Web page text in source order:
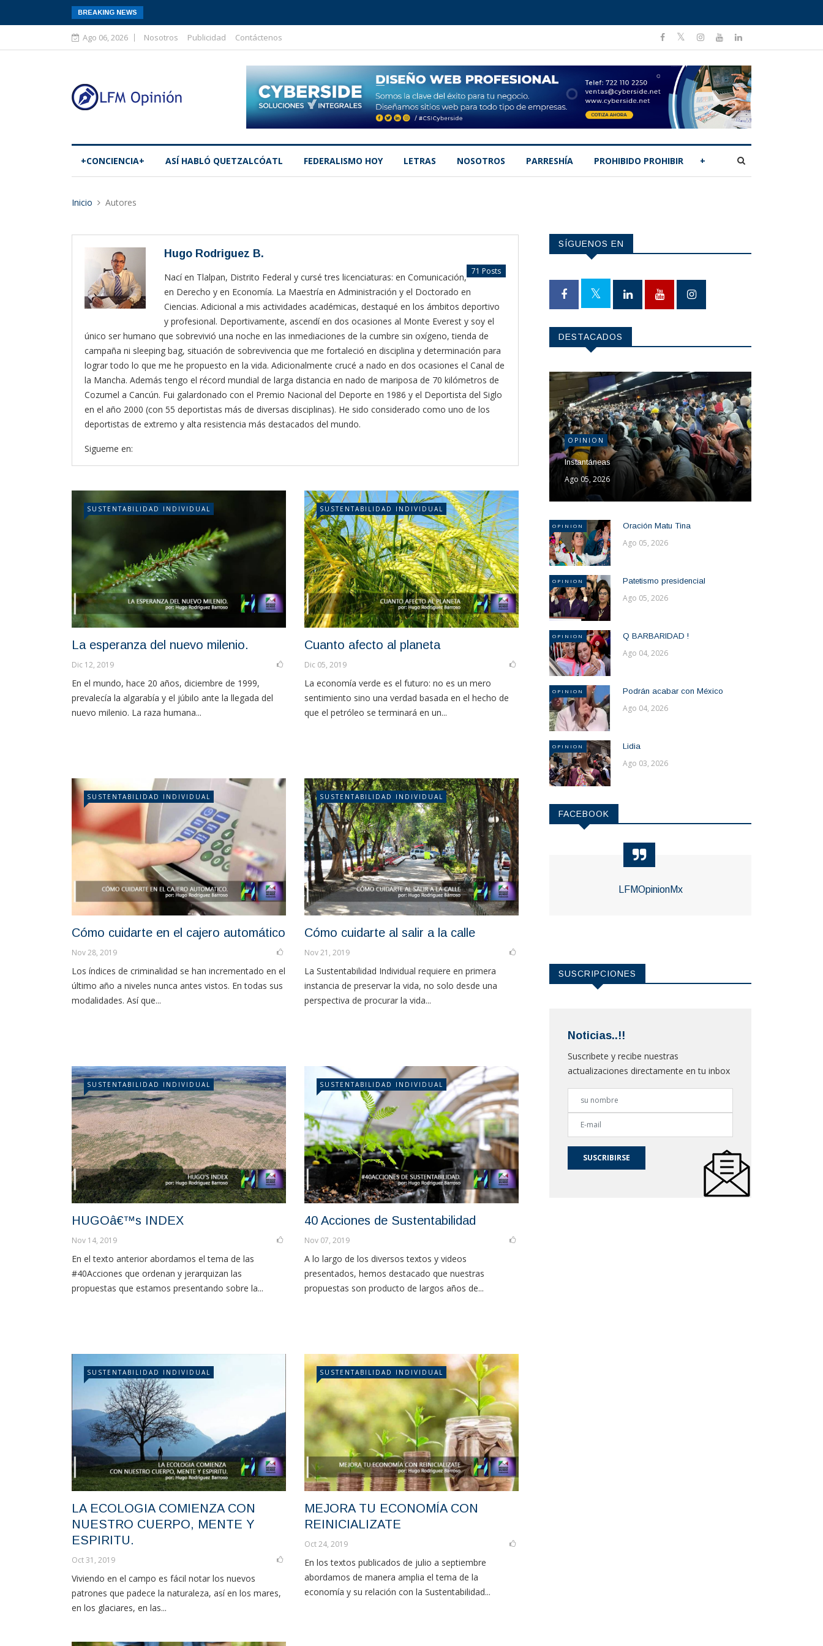
BREAKING NEWS
Ago 06, 2026 Nosotros Publicidad Contáctenos
+CONCIENCIA+ ASÍ­ HABLÓ QUETZALCÓATL FEDERALISMO HOY LETRAS NOSOTROS PARRESHÍA PROHIBIDO PROHIBIR +
Inicio Autores
Hugo Rodriguez B.
71 Posts
Nací en Tlalpan, Distrito Federal y cursé tres licenciaturas: en Comunicación,
en Derecho y en Economía. La Maestría en Administración y el Doctorado en
Ciencias. Adicional a mis actividades académicas, destaqué en los ámbitos deportivo
y profesional. Deportivamente, ascendí en dos ocasiones al Monte Everest y soy el
único ser humano que sobrevivió una noche en las inmediaciones de la cumbre sin oxígeno, tienda de
campaña ni sleeping bag, situación de sobrevivencia que me fortaleció en disciplina y determinación para
lograr todo lo que me he propuesto en la vida. Adicionalmente crucé a nado en dos ocasiones el Canal de
la Mancha. Además tengo el récord mundial de larga distancia en nado de mariposa de 70 kilómetros de
Cozumel a Cancún. Fui galardonado con el Premio Nacional del Deporte en 1986 y el Deportista del Siglo
en el año 2000 (con 55 deportistas más de diversas disciplinas). He sido considerado como uno de los
deportistas de extremo y alta resistencia más destacados del mundo.
Sigueme en:
SUSTENTABILIDAD INDIVIDUAL
La esperanza del nuevo milenio.
Dic 12, 2019
En el mundo, hace 20 años, diciembre de 1999,
prevalecía la algarabía y el júbilo ante la llegada del
nuevo milenio. La raza humana...
SUSTENTABILIDAD INDIVIDUAL
Cuanto afecto al planeta
Dic 05, 2019
La economía verde es el futuro: no es un mero
sentimiento sino una verdad basada en el hecho de
que el petróleo se terminará en un...
SUSTENTABILIDAD INDIVIDUAL
Cómo cuidarte en el cajero automático
Nov 28, 2019
Los índices de criminalidad se han incrementado en el
último año a niveles nunca antes vistos. En todas sus
modalidades. Así que...
SUSTENTABILIDAD INDIVIDUAL
Cómo cuidarte al salir a la calle
Nov 21, 2019
La Sustentabilidad Individual requiere en primera
instancia de preservar la vida, no solo desde una
perspectiva de procurar la vida...
SUSTENTABILIDAD INDIVIDUAL
HUGOâ€™s INDEX
Nov 14, 2019
En el texto anterior abordamos el tema de las
#40Acciones que ordenan y jerarquizan las
propuestas que estamos presentando sobre la...
SUSTENTABILIDAD INDIVIDUAL
40 Acciones de Sustentabilidad
Nov 07, 2019
A lo largo de los diversos textos y videos
presentados, hemos destacado que nuestras
propuestas son producto de largos años de...
SUSTENTABILIDAD INDIVIDUAL
LA ECOLOGIA COMIENZA CON
NUESTRO CUERPO, MENTE Y
ESPIRITU.
Oct 31, 2019
Viviendo en el campo es fácil notar los nuevos
patrones que padece la naturaleza, así en los mares,
en los glaciares, en las...
SUSTENTABILIDAD INDIVIDUAL
MEJORA TU ECONOMÍA CON
REINICIALIZATE
Oct 24, 2019
En los textos publicados de julio a septiembre
abordamos de manera amplia el tema de la
economía y su relación con la Sustentabilidad...
SÍGUENOS EN
DESTACADOS
OPINION
Instantáneas
Ago 05, 2026
OPINION Oración Matu Tina
Ago 05, 2026
OPINION Patetismo presidencial
Ago 05, 2026
OPINION Q BARBARIDAD !
Ago 04, 2026
OPINION Podrán acabar con México
Ago 04, 2026
OPINION Lidia
Ago 03, 2026
FACEBOOK
LFMOpinionMx
SUSCRIPCIONES
Noticias..!!
Suscribete y recibe nuestras
actualizaciones directamente en tu inbox
SUSCRIBIRSE